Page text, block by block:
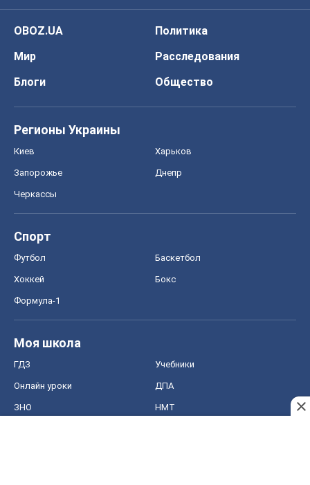
OBOZ.UA
Политика
Мир
Расследования
Блоги
Общество
Регионы Украины
Киев Харьков
Запорожье Днепр
Черкассы
Спорт
Футбол Баскетбол
Хоккей Бокс
Формула-1
Моя школа
ГДЗ Учебники
Онлайн уроки ДПА
ЗНО НМТ